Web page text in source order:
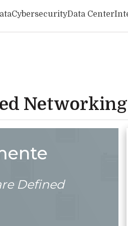
CybersecurityData Center
Networking
Defined